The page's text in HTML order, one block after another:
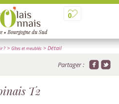
0
? > Gîtes et meublés > Détail
Partager :
T2